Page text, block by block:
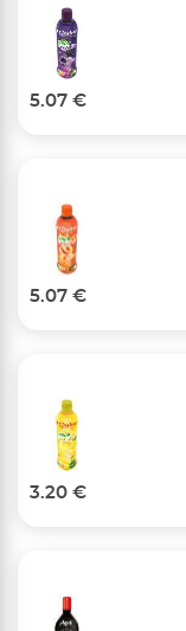
5.07 €
5.07 €
3.20 €